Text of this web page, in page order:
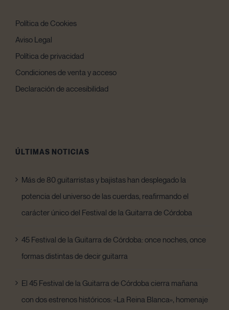
Política de Cookies
Aviso Legal
Política de privacidad
Condiciones de venta y acceso
Declaración de accesibilidad
ÚLTIMAS NOTICIAS
Más de 80 guitarristas y bajistas han desplegado la
potencia del universo de las cuerdas, reafirmando el
carácter único del Festival de la Guitarra de Córdoba
45 Festival de la Guitarra de Córdoba: once noches, once
formas distintas de decir guitarra
El 45 Festival de la Guitarra de Córdoba cierra mañana
con dos estrenos históricos: «La Reina Blanca», homenaje